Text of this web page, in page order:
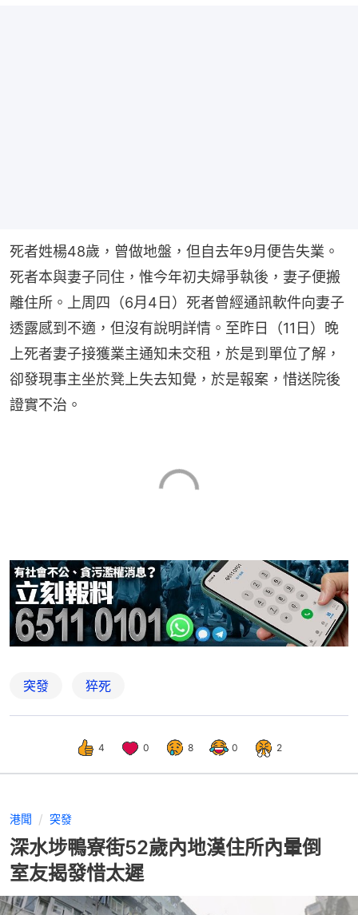
死者姓楊48歲，曾做地盤，但自去年9月便告失業。
死者本與妻子同住，惟今年初夫婦爭執後，妻子便搬
離住所。上周四（6月4日）死者曾經通訊軟件向妻子
透露感到不適，但沒有說明詳情。至昨日（11日）晚
上死者妻子接獲業主通知未交租，於是到單位了解，
卻發現事主坐於凳上失去知覺，於是報案，惜送院後
證實不治。
突發 猝死
4 0 8 0 2
港聞 突發
深水埗鴨寮街52歲內地漢住所內暈倒
室友揭發惜太遲